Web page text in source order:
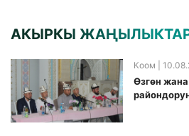
АКЫРКЫ
Коом |
Өзгөн